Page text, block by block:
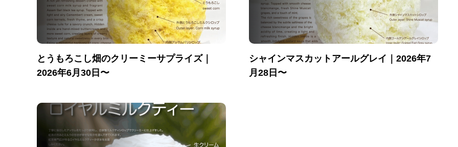
とうもろこし畑のクリーミーサプライズ｜
2026年6月30日〜
シャインマスカットアールグレイ｜2026年7
月28日〜